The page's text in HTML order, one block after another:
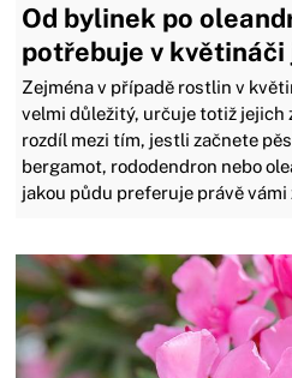
Od bylinek po
potřebuje v květináči
Zejména v případě rostlin v
velmi důležitý, určuje totiž jejich
rozdíl mezi tím, jestli začnete
bergamot, rododendron nebo
jakou půdu preferuje právě